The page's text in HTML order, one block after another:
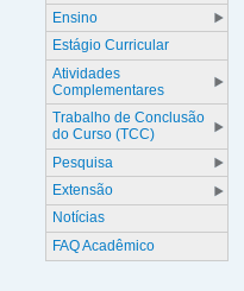
Ensino
Estágio Curricular
Atividades
Complementares
Trabalho de Conclusão
do Curso (TCC)
Pesquisa
Extensão
Notícias
FAQ Acadêmico